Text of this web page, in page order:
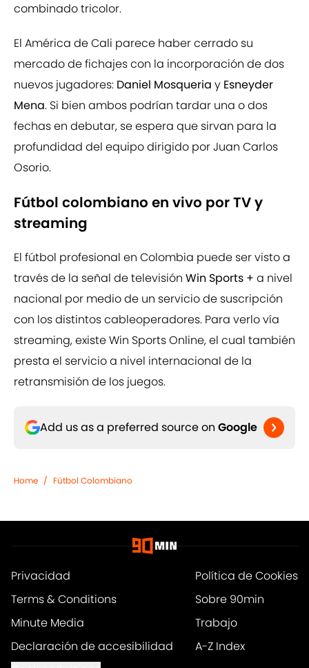
combinado tricolor.
El América de Cali parece haber cerrado su
mercado de fichajes con la incorporación de dos
nuevos jugadores: Daniel Mosqueria y Esneyder
Mena. Si bien ambos podrían tardar una o dos
fechas en debutar, se espera que sirvan para la
profundidad del equipo dirigido por Juan Carlos
Osorio.
Fútbol colombiano en vivo por TV y
streaming
El fútbol profesional en Colombia puede ser visto a
través de la señal de televisión Win Sports + a nivel
nacional por medio de un servicio de suscripción
con los distintos cableoperadores. Para verlo vía
streaming, existe Win Sports Online, el cual también
presta el servicio a nivel internacional de la
retransmisión de los juegos.
Add us as a preferred source on Google
Home / Fútbol Colombiano
Privacidad
Política de Cookies
Terms & Conditions
Sobre 90min
Minute Media
Trabajo
Declaración de accesibilidad
A-Z Index